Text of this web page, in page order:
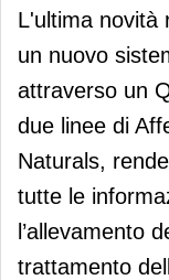
L'ultima novità
un nuovo
attraverso un
due linee di
Naturals,
tutte le
l’allevamento
trattamento